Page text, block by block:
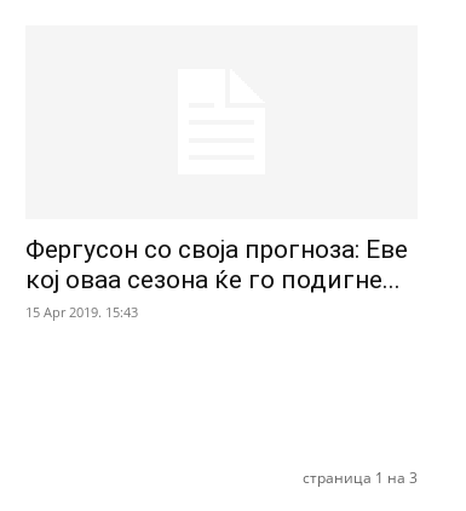
Фергусон со своја прогноза: Еве
кој оваа сезона ќе го подигне...
15 Apr 2019. 15:43
страница 1 на 3